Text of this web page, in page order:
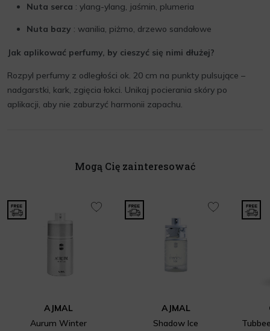
Nuta serca : ylang-ylang, jaśmin, plumeria
Nuta bazy : wanilia, piżmo, drzewo sandałowe
Jak aplikować perfumy, by cieszyć się nimi dłużej?
Rozpyl perfumy z odległości ok. 20 cm na punkty pulsujące –
nadgarstki, kark, zgięcia łokci. Unikaj pocierania skóry po
aplikacji, aby nie zaburzyć harmonii zapachu.
Mogą Cię zainteresować
AJMAL
Aurum Winter
AJMAL
Shadow Ice